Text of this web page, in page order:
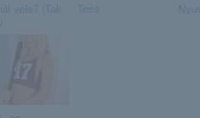
vele? (Tali Tess